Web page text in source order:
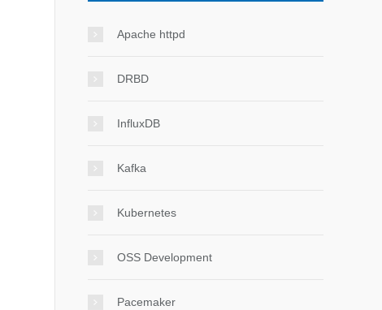
Apache httpd
DRBD
InfluxDB
Kafka
Kubernetes
OSS Development
Pacemaker